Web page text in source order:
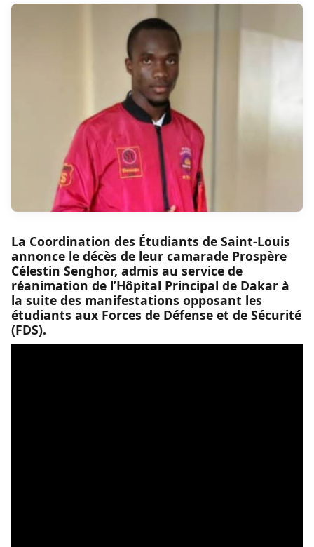
La Coordination des Étudiants de Saint-Louis
annonce le décès de leur camarade Prospère
Célestin Senghor, admis au service de
réanimation de l’Hôpital Principal de Dakar à
la suite des manifestations opposant les
étudiants aux Forces de Défense et de Sécurité
(FDS).